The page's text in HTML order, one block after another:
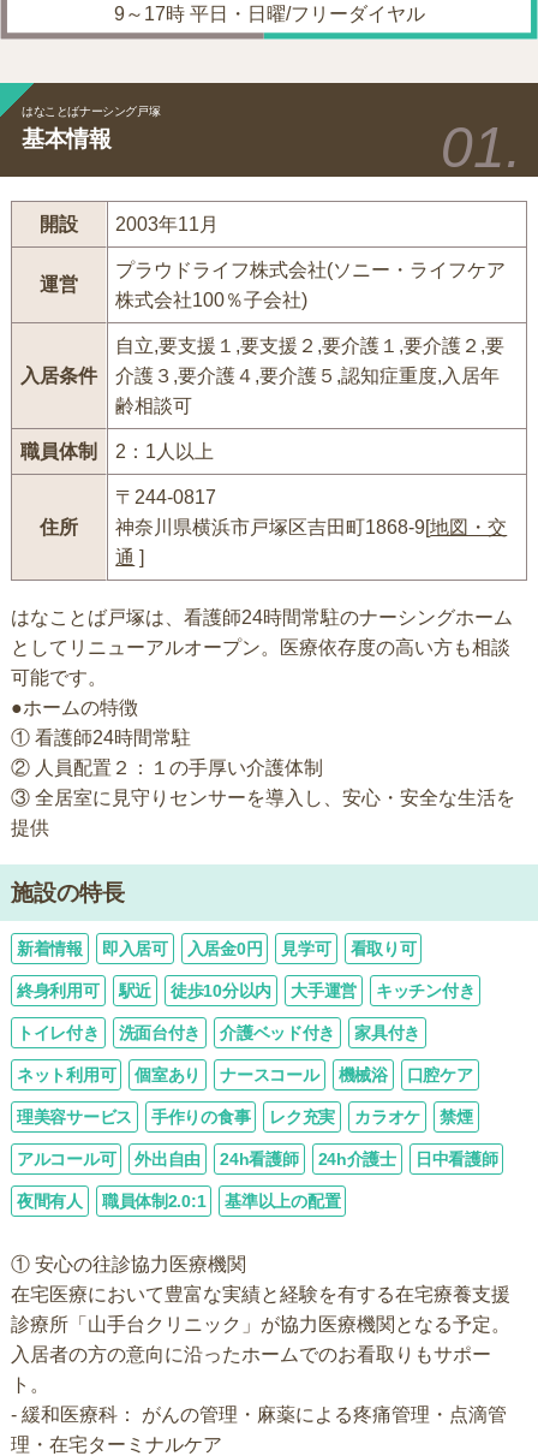
9～17時 平日・日曜/フリーダイヤル
はなことばナーシング戸塚
基本情報
開設 2003年11月
運営
プラウドライフ株式会社(ソニー・ライフケア
株式会社100％子会社)
入居条件
自立,要支援１,要支援２,要介護１,要介護２,要
介護３,要介護４,要介護５,認知症重度,入居年
齢相談可
職員体制 2：1人以上
住所
〒244-0817
神奈川県横浜市戸塚区吉田町1868-9[地図・交
通 ]
はなことば戸塚は、看護師24時間常駐のナーシングホーム
としてリニューアルオープン。医療依存度の高い方も相談
可能です。
●ホームの特徴
① 看護師24時間常駐
② 人員配置２：１の手厚い介護体制
③ 全居室に見守りセンサーを導入し、安心・安全な生活を
提供
施設の特長
新着情報 即入居可 入居金0円 見学可 看取り可
終身利用可 駅近 徒歩10分以内 大手運営 キッチン付き
トイレ付き 洗面台付き 介護ベッド付き 家具付き
ネット利用可 個室あり ナースコール 機械浴 口腔ケア
理美容サービス 手作りの食事 レク充実 カラオケ 禁煙
アルコール可 外出自由 24h看護師 24h介護士 日中看護師
夜間有人 職員体制2.0:1 基準以上の配置
① 安心の往診協力医療機関
在宅医療において豊富な実績と経験を有する在宅療養支援
診療所「山手台クリニック」が協力医療機関となる予定。
入居者の方の意向に沿ったホームでのお看取りもサポー
ト。
- 緩和医療科： がんの管理・麻薬による疼痛管理・点滴管
理・在宅ターミナルケア